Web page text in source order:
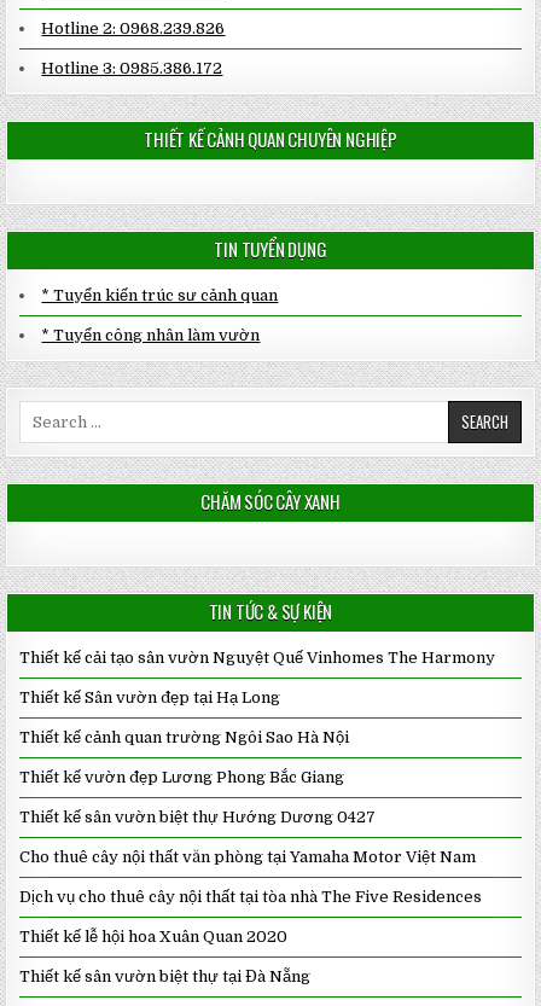
Hotline 2: 0968.239.826
Hotline 3: 0985.386.172
THIẾT KẾ CẢNH QUAN CHUYÊN NGHIỆP
TIN TUYỂN DỤNG
* Tuyển kiến trúc sư cảnh quan
* Tuyển công nhân làm vườn
CHĂM SÓC CÂY XANH
TIN TỨC & SỰ KIỆN
Thiết kế cải tạo sân vườn Nguyệt Quế Vinhomes The Harmony
Thiết kế Sân vườn đẹp tại Hạ Long
Thiết kế cảnh quan trường Ngôi Sao Hà Nội
Thiết kế vườn đẹp Lương Phong Bắc Giang
Thiết kế sân vườn biệt thự Hướng Dương 0427
Cho thuê cây nội thất văn phòng tại Yamaha Motor Việt Nam
Dịch vụ cho thuê cây nội thất tại tòa nhà The Five Residences
Thiết kế lễ hội hoa Xuân Quan 2020
Thiết kế sân vườn biệt thự tại Đà Nẵng